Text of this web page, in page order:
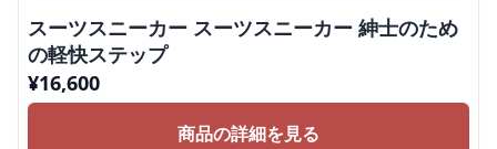
スーツスニーカー スーツスニーカー 紳士のため
の軽快ステップ
¥16,600
商品の詳細を見る